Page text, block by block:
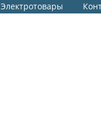
Электротовары